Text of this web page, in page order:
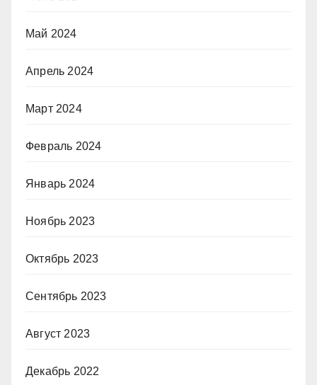
Май 2024
Апрель 2024
Март 2024
Февраль 2024
Январь 2024
Ноябрь 2023
Октябрь 2023
Сентябрь 2023
Август 2023
Декабрь 2022